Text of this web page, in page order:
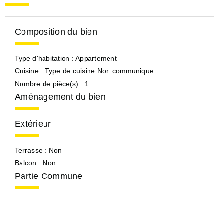
Composition du bien
Type d'habitation : Appartement
Cuisine : Type de cuisine Non communique
Nombre de pièce(s) : 1
Aménagement du bien
Extérieur
Terrasse : Non
Balcon : Non
Partie Commune